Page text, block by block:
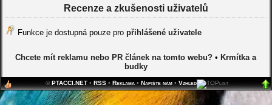
Recenze a zkušenosti uživatelů
Funkce je dostupná pouze pro přihlášené uživatele
Chcete mít reklamu nebo PR článek na tomto webu? • Krmítka a
budky
©PTACCI.NET• RSS• Reklama• Napište nám• Vzhled